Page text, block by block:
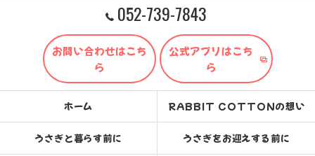
052-739-7843
お問い合わせはこち
ら
公式アプリはこち
ら
ホーム RABBIT COTTONの想い
うさぎと暮らす前に うさぎをお迎えする前に